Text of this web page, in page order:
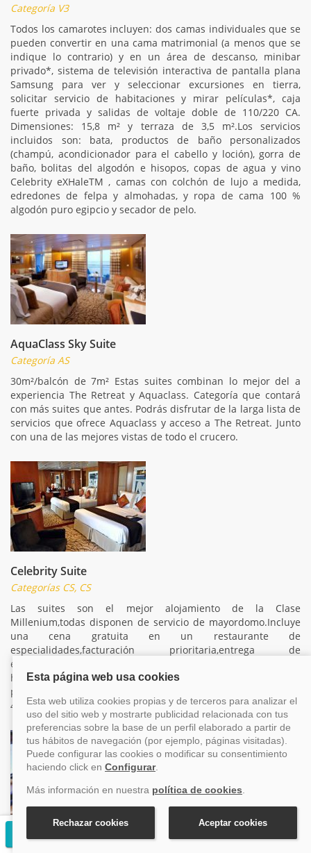
Categoría V3
Todos los camarotes incluyen: dos camas individuales que se
pueden convertir en una cama matrimonial (a menos que se
indique lo contrario) y en un área de descanso, minibar
privado*, sistema de televisión interactiva de pantalla plana
Samsung para ver y seleccionar excursiones en tierra,
solicitar servicio de habitaciones y mirar películas*, caja
fuerte privada y salidas de voltaje doble de 110/220 CA.
Dimensiones: 15,8 m² y terraza de 3,5 m².Los servicios
incluidos son: bata, productos de baño personalizados
(champú, acondicionador para el cabello y loción), gorra de
baño, bolitas del algodón e hisopos, copas de agua y vino
Celebrity eXHaleTM , camas con colchón de lujo a medida,
edredones de felpa y almohadas, y ropa de cama 100 %
algodón puro egipcio y secador de pelo.
AquaClass Sky Suite
Categoría AS
30m²/balcón de 7m² Estas suites combinan lo mejor del a
experiencia The Retreat y Aquaclass. Categoría que contará
con más suites que antes. Podrás disfrutar de la larga lista de
servicios que ofrece Aquaclass y acceso a The Retreat. Junto
con una de las mejores vistas de todo el crucero.
Celebrity Suite
Categorías CS, CS
Las suites son el mejor alojamiento de la Clase
Millenium,todas disponen de servicio de mayordomo.Incluye
una cena gratuita en un restaurante de
especialidades,facturación prioritaria,entrega de
equipaje,servicio de habitaciones gratuito 24
horas,champán,fruta fresca y flores de bienvenida,asistencia
para hacer y deshacer las maletas...y todo en un espacio de
43,5m2.
Penthouse Suite